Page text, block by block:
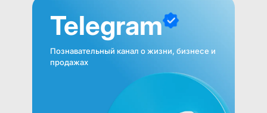
Telegram
Познавательный канал о жизни, бизнесе и
продажах